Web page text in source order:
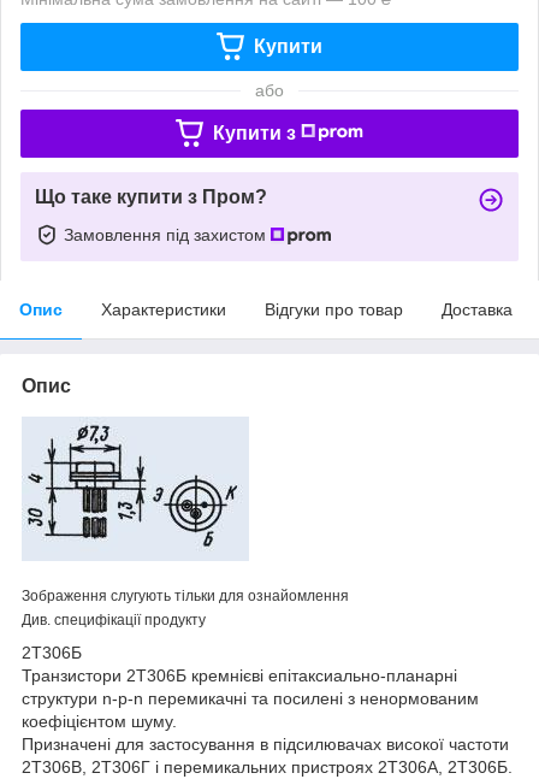
Купити
або
Купити з
Що таке купити з Пром?
Замовлення під захистом
Опис Характеристики Відгуки про товар Доставка
Опис
Зображення слугують тільки для ознайомлення
Див. специфікації продукту
2Т306Б
Транзистори 2Т306Б кремнієві епітаксиально-планарні
структури n-p-n перемикачні та посилені з ненормованим
коефіцієнтом шуму.
Призначені для застосування в підсилювачах високої частоти
2T306В, 2Т306Г і перемикальних пристроях 2T306А, 2Т306Б.